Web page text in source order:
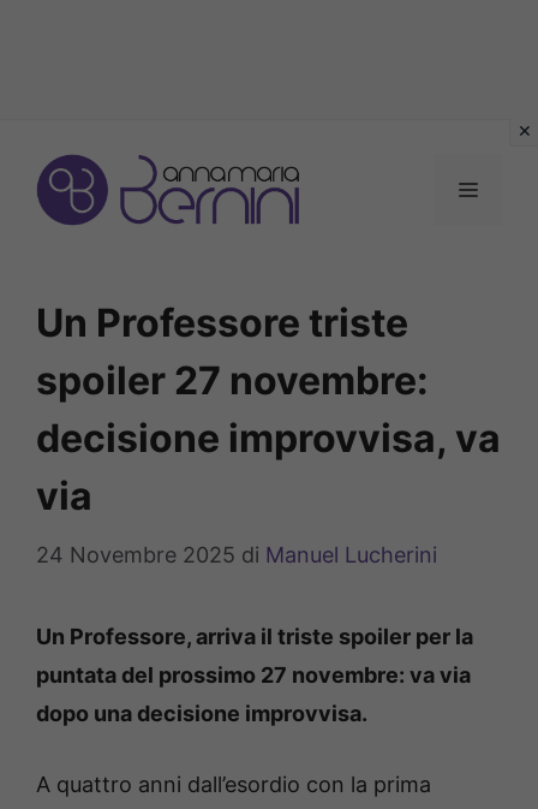
contenuto
MENU
Un Professore triste
spoiler 27 novembre:
decisione improvvisa, va
via
24 Novembre 2025 di Manuel Lucherini
Un Professore, arriva il triste spoiler per la
puntata del prossimo 27 novembre: va via
dopo una decisione improvvisa.
A quattro anni dall’esordio con la prima